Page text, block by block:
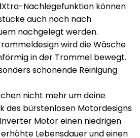
Nachlegefunktion können
auch noch nach
nachgelegt werden.
wird die Wäsche
in der Trommel bewegt.
schonende Reinigung
nicht mehr um deine
des bürstenlosen Motordesigns
Motor einen niedrigen
Lebensdauer und einen